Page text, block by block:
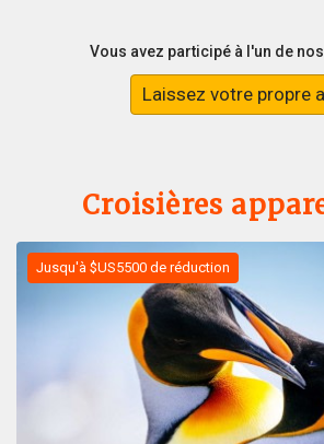
Vous avez participé à l'un de
Laissez votre propre
Croisières
Jusqu'à $US5500 de réduction